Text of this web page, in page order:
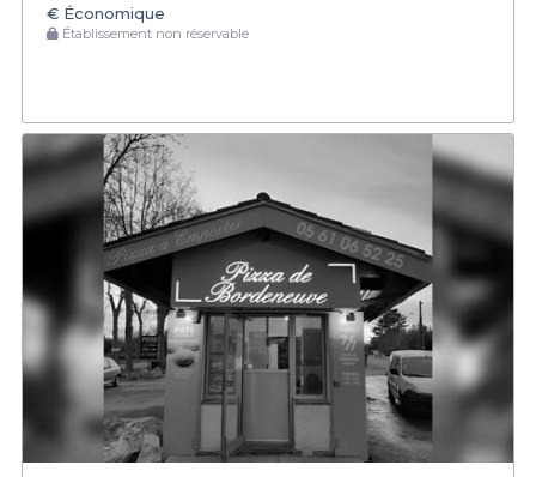
€ Économique
Établissement non réservable